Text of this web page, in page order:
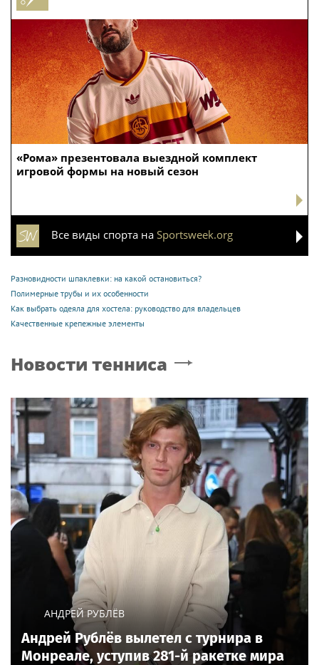
«Рома» презентовала выездной комплект
игровой формы на новый сезон
Все виды спорта на Sportsweek.org
Разновидности шпаклевки: на какой остановиться?
Полимерные трубы и их особенности
Как выбрать одеяла для хостела: руководство для владельцев
Качественные крепежные элементы
Новости тенниса
АНДРЕЙ РУБЛЁВ
Андрей Рублёв вылетел с турнира в
Монреале, уступив 281-й ракетке мира